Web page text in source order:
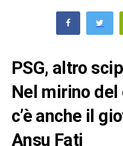
PSG, altro
Nel mirino
c’è anche il
Ansu Fati